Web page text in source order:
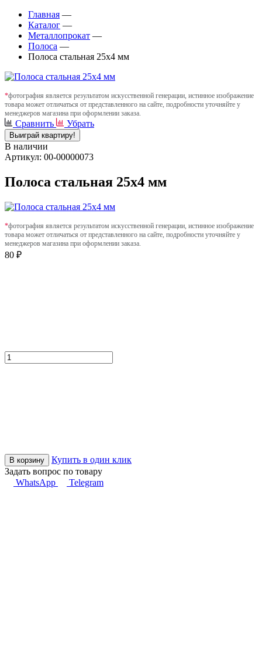
Главная —
Каталог —
Металлопрокат —
Полоса —
Полоса стальная 25х4 мм
*фотография является результатом искусственной генерации, истинное изображение
товара может отличаться от представленного на сайте, подробности уточняйте у
менеджеров магазина при оформлении заказа.
Сравнить Убрать
Выиграй квартиру!
В наличии
Артикул: 00-00000073
Полоса стальная 25х4 мм
*фотография является результатом искусственной генерации, истинное изображение
товара может отличаться от представленного на сайте, подробности уточняйте у
менеджеров магазина при оформлении заказа.
80 ₽
В корзину
Купить в один клик
Задать вопрос по товару
WhatsApp
Telegram